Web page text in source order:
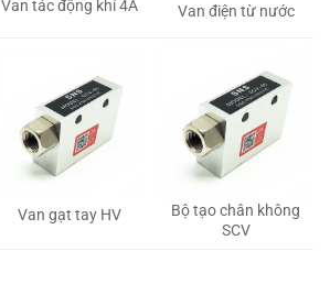
Van tác động khí 4A Van điện từ nước
Van gạt tay HV
Bộ tạo chân không
SCV